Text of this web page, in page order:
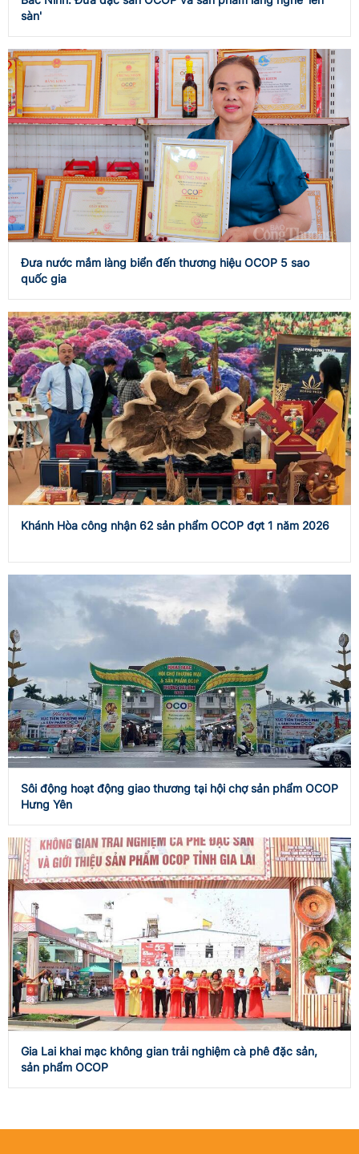
sàn'
Đưa nước mắm làng biển đến thương hiệu OCOP 5 sao
quốc gia
Khánh Hòa công nhận 62 sản phẩm OCOP đợt 1 năm 2026
Sôi động hoạt động giao thương tại hội chợ sản phẩm OCOP
Hưng Yên
Gia Lai khai mạc không gian trải nghiệm cà phê đặc sản,
sản phẩm OCOP